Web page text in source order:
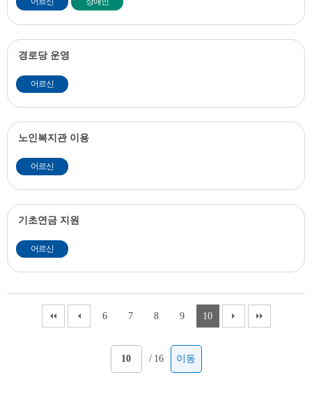
경로당 운영
어르신
노인복지관 이용
어르신
기초연금 지원
어르신
6 7 8 9 10
/ 16 이동